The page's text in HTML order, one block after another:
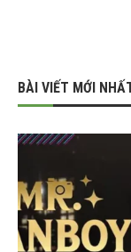
BÀI VIẾT MỚI